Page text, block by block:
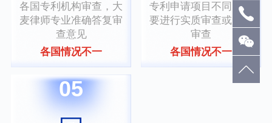
各国专利机构审查，大
麦律师专业准确答复审
查意见
各国情况不一
专利申请项目不同，需
要进行实质审查或形式
审查
各国情况不一
05